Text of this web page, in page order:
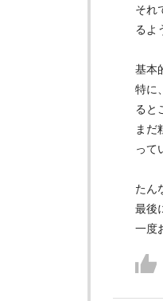
それ
るよ
基本
特に
ると
まだ
って
たん
最後
一度